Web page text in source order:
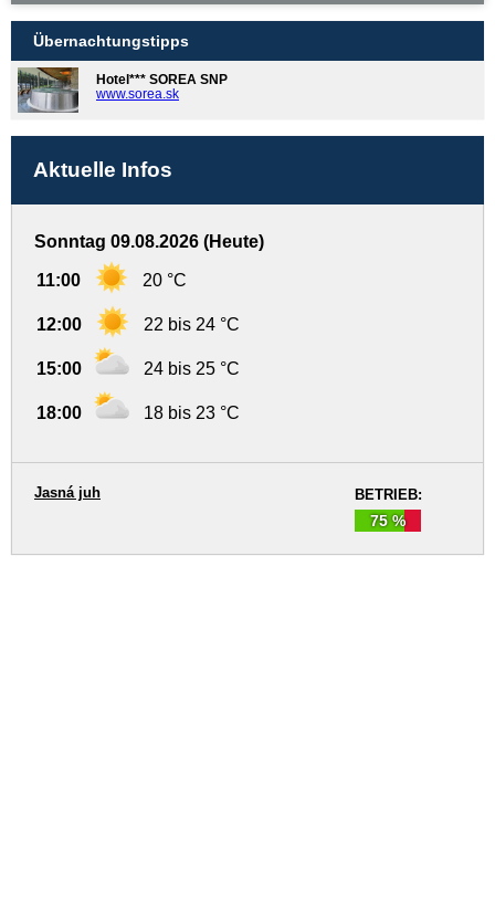
Übernachtungstipps
Hotel*** SOREA SNP
www.sorea.sk
Aktuelle Infos
Sonntag 09.08.2026 (Heute)
11:00 20 °C
12:00 22 bis 24 °C
15:00 24 bis 25 °C
18:00 18 bis 23 °C
BETRIEB:
75 %
Jasná juh